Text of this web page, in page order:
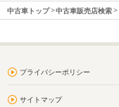
中古車トップ 中古車販売店検索
プライバシーポリシー
サイトマップ